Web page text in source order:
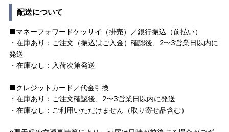
配送について
■マネーフォワードケッサイ（掛売）／銀行振込（前払い）
・在庫あり：ご注文（振込はご入金）確認後、2〜3営業日以内に
発送
・在庫なし：入荷次第発送
■クレジットカード／代金引換
・在庫あり：ご注文確認後、2〜3営業日以内に発送
・在庫なし：ご利用いただけません（取り寄せ品含む）